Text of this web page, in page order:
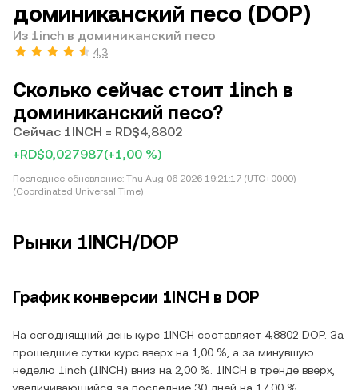
доминиканский песо (DOP)
Из 1inch в доминиканский песо
4,3
Сколько сейчас стоит 1inch в
доминиканский песо?
Сейчас 1INCH = RD$4,8802
+RD$0,027987(+1,00 %)
Последнее обновление: Thu Aug 06 2026 19:21:17 (UTC+0000)
(Coordinated Universal Time)
Рынки 1INCH/DOP
График конверсии 1INCH в DOP
На сегоднящний день курс 1INCH составляет 4,8802 DOP. За
прошедшие сутки курс вверх на 1,00 %, а за минувшую
неделю 1inch (1INCH) вниз на 2,00 %. 1INCH в тренде вверх,